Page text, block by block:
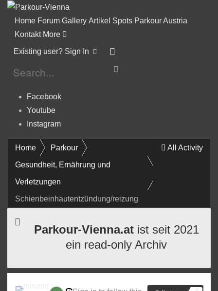
Home Forum Gallery Artikel Spots Parkour Austria
Kontakt More
Existing user? Sign In
Facebook
Youtube
Instagram
All Activity
Home Parkour
Gesundheit, Ernährung und
Verletzungen
Schienbeinhautentzündung/reizung
Parkour-Vienna.atist seit 2021
ein read-only Archiv